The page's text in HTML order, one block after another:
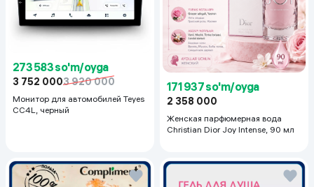
273 583 so'm/oyga
3 752 0003 920 000
Монитор для автомобилей Teyes
CC4L, черный
171 937 so'm/oyga
2 358 000
Женская парфюмерная вода
Christian Dior Joy Intense, 90 мл